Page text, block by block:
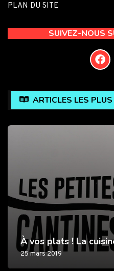
PLAN DU SITE
SUIVEZ-NOUS
ARTICLES LES
À vos plats ! La
25 mars 2019